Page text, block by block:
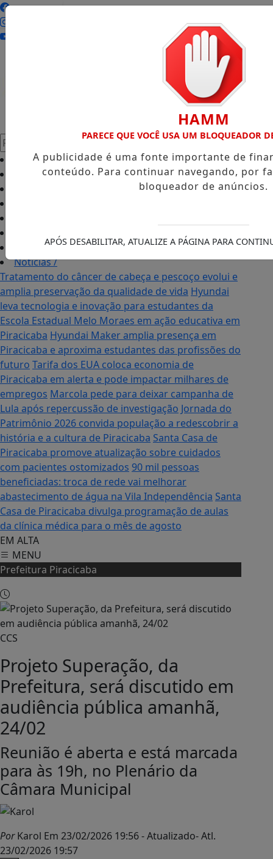
Pesquisar Notícia
Início /
Podcasts/
Guia Comercial
Edições/
Notícias/
Tratamento do câncer de cabeça e pescoço evolui e
amplia preservação da qualidade de vida Hyundai
leva tecnologia e inovação para estudantes da
Escola Estadual Melo Moraes em ação educativa em
Piracicaba Hyundai Maker amplia presença em
Piracicaba e aproxima estudantes das profissões do
futuro Tarifa dos EUA coloca economia de
Piracicaba em alerta e pode impactar milhares de
empregos Marcola pede para deixar campanha de
Lula após repercussão de investigação Jornada do
Patrimônio 2026 convida população a redescobrir a
história e a cultura de Piracicaba Santa Casa de
Piracicaba promove atualização sobre cuidados
com pacientes ostomizados 90 mil pessoas
beneficiadas: troca de rede vai melhorar
abastecimento de água na Vila Independência Santa
Casa de Piracicaba divulga programação de aulas
da clínica médica para o mês de agosto
EM ALTA
MENU
Prefeitura Piracicaba
CCS
Projeto Superação, da
Prefeitura, será discutido em
audiência pública amanhã,
24/02
Reunião é aberta e está marcada
para às 19h, no Plenário da
Câmara Municipal
PorKarol Em 23/02/2026 19:56- Atualizado- Atl.
23/02/2026 19:57
HAMM
PARECE QUE VOCÊ USA UM BLOQUEADOR
A publicidade é uma fonte importante de
conteúdo. Para continuar navegando, por
bloqueador de anúncios.
APÓS DESABILITAR, ATUALIZE A PÁGINA PARA